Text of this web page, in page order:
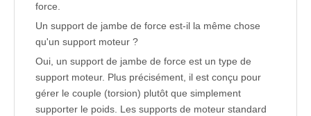
force.
Un support de jambe de force est-il la même chose
qu'un support moteur ?
Oui, un support de jambe de force est un type de
support moteur. Plus précisément, il est conçu pour
gérer le couple (torsion) plutôt que simplement
supporter le poids. Les supports de moteur standard